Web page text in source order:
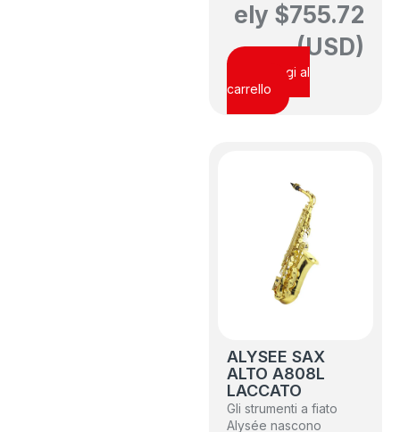
ely $755.72
(USD)
Aggiungi al
carrello
ALYSEE SAX
ALTO A808L
LACCATO
Gli strumenti a fiato
Alysée nascono